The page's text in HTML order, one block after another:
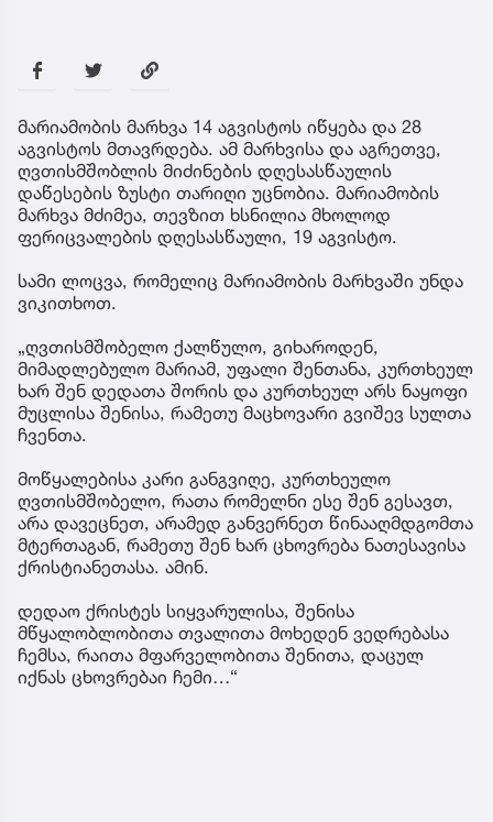
მარიამობის მარხვა 14 აგვისტოს იწყება და 28
აგვისტოს მთავრდება. ამ მარხვისა და აგრეთვე,
ღვთისმშობლის მიძინების დღესასწაულის
დაწესების ზუსტი თარიღი უცნობია. მარიამობის
მარხვა მძიმეა, თევზით ხსნილია მხოლოდ
ფერიცვალების დღესასწაული, 19 აგვისტო.
სამი ლოცვა, რომელიც მარიამობის მარხვაში უნდა
ვიკითხოთ.
„ღვთისმშობელო ქალწულო, გიხაროდენ,
მიმადლებულო მარიამ, უფალი შენთანა, კურთხეულ
ხარ შენ დედათა შორის და კურთხეულ არს ნაყოფი
მუცლისა შენისა, რამეთუ მაცხოვარი გვიშევ სულთა
ჩვენთა.
მოწყალებისა კარი განგვიღე, კურთხეულო
ღვთისმშობელო, რათა რომელნი ესე შენ გესავთ,
არა დავეცნეთ, არამედ განვერნეთ წინააღმდგომთა
მტერთაგან, რამეთუ შენ ხარ ცხოვრება ნათესავისა
ქრისტიანეთასა. ამინ.
დედაო ქრისტეს სიყვარულისა, შენისა
მწყალობლობითა თვალითა მოხედენ ვედრებასა
ჩემსა, რაითა მფარველობითა შენითა, დაცულ
იქნას ცხოვრებაი ჩემი…“